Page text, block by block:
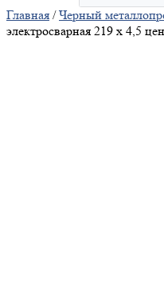
Главная /Черный
электросварная 219 х 4,5